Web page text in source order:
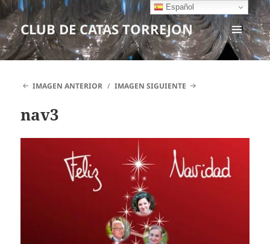
CLUB DE CATAS TORREJON
MENÚ
Y
IMAGEN ANTERIOR
IMAGEN SIGUIENTE
nav3
Español